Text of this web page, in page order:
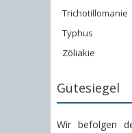
Trichotillomanie
Typhus
Zöliakie
Gütesiegel
Wir befolgen